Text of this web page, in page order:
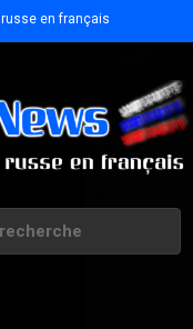
en français